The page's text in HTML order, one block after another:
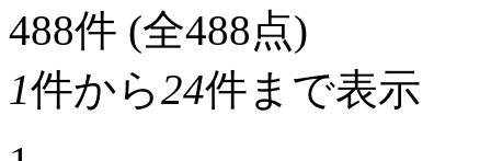
488件 (全488点)
1件から24件まで表示